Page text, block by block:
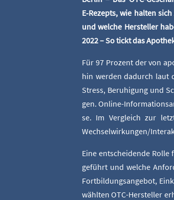
E‑Rezepts, wie hal­ten
und wel­che Her­stel­ler
2022 – So tickt das
Für 97 Pro­zent der von
hin wer­den dadurch laut
Stress, Beru­hi­gung und
gen. Online-
se. Im Ver­gleich zur
Wechselwirkungen/
Eine ent­schei­den­de
geführt und wel­che
Fort­bil­dungs­an­ge­bot,
wähl­ten OTC-Her­stel­ler